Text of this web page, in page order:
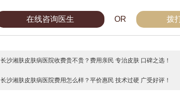
在线咨询医生 OR 拨
长沙湘肤皮肤病医院收费贵不贵？费用亲民 专治皮肤 口碑之选！
长沙湘肤皮肤病医院费用怎么样？平价惠民 技术过硬 广受好评！